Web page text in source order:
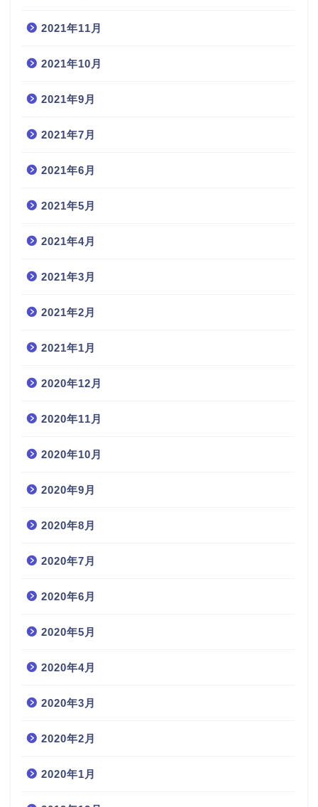
2021年11月
2021年10月
2021年9月
2021年7月
2021年6月
2021年5月
2021年4月
2021年3月
2021年2月
2021年1月
2020年12月
2020年11月
2020年10月
2020年9月
2020年8月
2020年7月
2020年6月
2020年5月
2020年4月
2020年3月
2020年2月
2020年1月